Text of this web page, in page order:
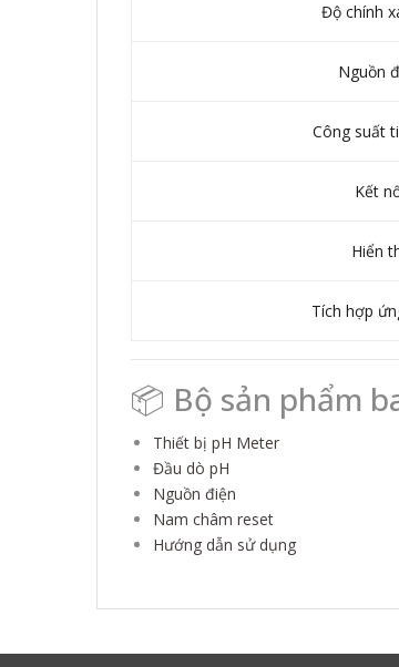
Độ chính
Nguồn
Công suất
Kết
Hiển
Tích hợp
📦 Bộ sản phẩm
Thiết bị pH Meter
Đầu dò pH
Nguồn điện
Nam châm reset
Hướng dẫn sử dụng